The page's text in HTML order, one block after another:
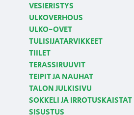
VESIERISTYS
ULKOVERHOUS
ULKO-OVET
TULISIJATARVIKKEET
TIILET
TERASSIRUUVIT
TEIPIT JA NAUHAT
TALON JULKISIVU
SOKKELI JA IRROTUSKAISTAT
SISUSTUS